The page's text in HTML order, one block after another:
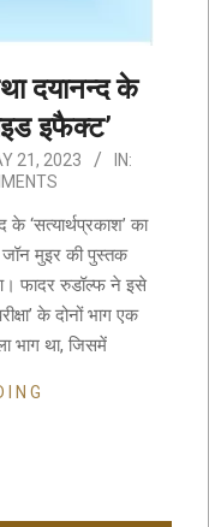
दयानन्द के
इफैक्ट’
21, 2023
IN:
के ‘सत्यार्थप्रकाश’ का
मुइर की पुस्तक
फादर रुडॉल्फ ने इसे
के दोनों भाग एक
भाग था, जिसमें